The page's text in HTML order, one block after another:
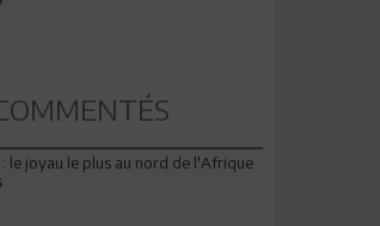
: le joyau le plus au nord de l'Afrique